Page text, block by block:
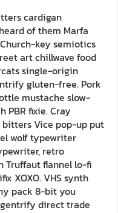
cardigan
of them Marfa
key semiotics
art chillwave food
single-origin
gluten-free. Pork
mustache slow-
PBR fixie. Cray
bitters Vice pop-up put
wolf typewriter
retro
Truffaut flannel lo-fi
XOXO. VHS synth
pack 8-bit you
direct trade